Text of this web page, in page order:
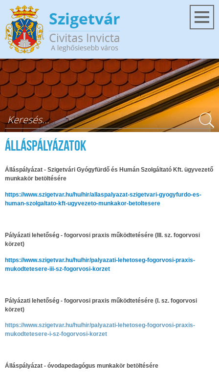
Ugrás a tartalomra
Keresés űrlap
Álláspályázatok
Álláspályázat - Szigetvári Gyógyfürdő és Humán Szolgáltató Kft. ügyvezető
munkakör betöltésére
https://www.szigetvar.hu/hu/hir/allaspalyazat-szigetvari-gyogyfurdo-es-
human-szolgaltato-kft-ugyvezeto-munkakor-betoltesere
Pályázati lehetőség - fogorvosi praxis működtetésére (III. sz. fogorvosi
körzet)
https://www.szigetvar.hu/hu/hir/palyazati-lehetoseg-fogorvosi-praxis-
mukodtetesere-iii-sz-fogorvosi-korzet
Pályázati lehetőség - fogorvosi praxis működtetésére (I. sz. fogorvosi
körzet)
https://www.szigetvar.hu/hu/hir/palyazati-lehetoseg-fogorvosi-praxis-
mukodtetesere-i-sz-fogorvosi-korzet
Álláspályázat - óvodapedagógus munkakör betöltésére